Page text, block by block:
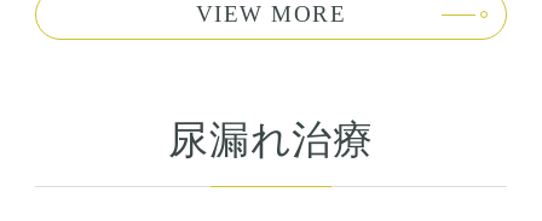
VIEW MORE
尿漏れ治療